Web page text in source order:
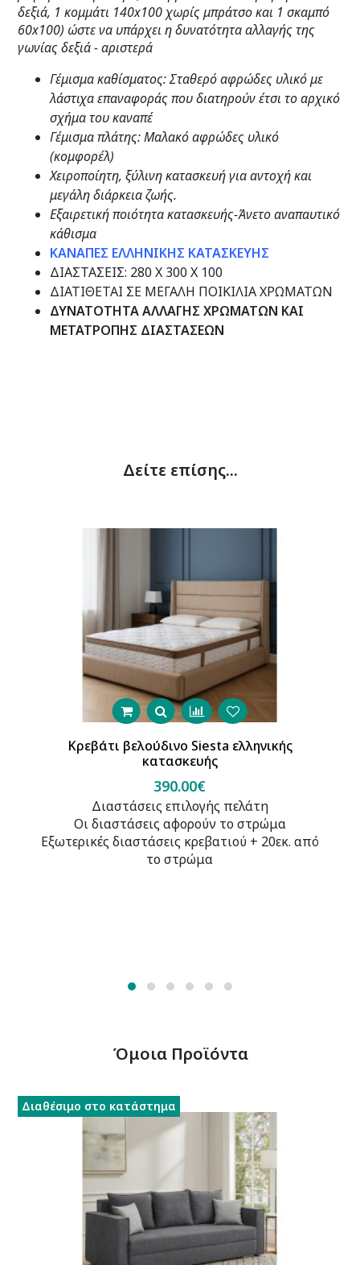
δεξιά, 1 κομμάτι 140x100 χωρίς μπράτσο και 1 σκαμπό
60x100) ώστε να υπάρχει η δυνατότητα αλλαγής της
γωνίας δεξιά - αριστερά
Γέμισμα καθίσματος: Σταθερό αφρώδες υλικό με
λάστιχα επαναφοράς που διατηρούν έτσι το αρχικό
σχήμα του καναπέ
Γέμισμα πλάτης: Μαλακό αφρώδες υλικό
(κομφορέλ)
Χειροποίητη, ξύλινη κατασκευή για αντοχή και
μεγάλη διάρκεια ζωής.
Εξαιρετική ποιότητα κατασκευής-Άνετο αναπαυτικό
κάθισμα
ΚΑΝΑΠΕΣ ΕΛΛΗΝΙΚΗΣ ΚΑΤΑΣΚΕΥΗΣ
ΔΙΑΣΤΑΣΕΙΣ: 280 X 300 X 100
ΔΙΑΤΙΘΕΤΑΙ ΣΕ ΜΕΓΑΛΗ ΠΟΙΚΙΛΙΑ ΧΡΩΜΑΤΩΝ
ΔΥΝΑΤΟΤΗΤΑ ΑΛΛΑΓΗΣ ΧΡΩΜΑΤΩΝ ΚΑΙ
ΜΕΤΑΤΡΟΠΗΣ ΔΙΑΣΤΑΣΕΩΝ
Δείτε επίσης...
Κρεβάτι βελούδινο Siesta ελληνικής
κατασκευής
390.00€
Διαστάσεις επιλογής πελάτη
Οι διαστάσεις αφορούν το στρώμα
Εξωτερικές διαστάσεις κρεβατιού + 20εκ. από
το στρώμα
Όμοια Προϊόντα
Διαθέσιμο στο κατάστημα